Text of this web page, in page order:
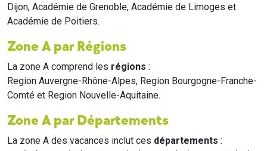
Dijon, Académie de Grenoble, Académie de Limoges et
Académie de Poitiers.
Zone A par Régions
La zone A comprend les régions :
Region Auvergne-Rhône-Alpes, Region Bourgogne-Franche-
Comté et Region Nouvelle-Aquitaine.
Zone A par Départements
La zone A des vacances inclut ces départements :